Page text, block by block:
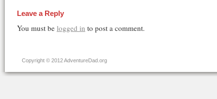
Leave a Reply
You must be logged in to post a comment.
Copyright © 2012 AdventureDad.org